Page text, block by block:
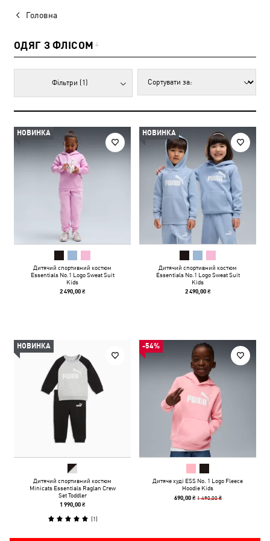
Головна
ОДЯГ З ФЛІСОМ 4
Фільтри (1)
НОВИНКА
Дитячий спортивний костюм
Essentials No.1 Logo Sweat Suit
Kids
2 490,00 ₴
НОВИНКА
Дитячий спортивний костюм
Essentials No.1 Logo Sweat Suit
Kids
2 490,00 ₴
НОВИНКА
Дитячий спортивний костюм
Minicats Essentials Raglan Crew
Set Toddler
1 990,00 ₴
(1)
-54%
Дитяче худі ESS No. 1 Logo Fleece
Hoodie Kids
690,00 ₴ 1 490,00 ₴